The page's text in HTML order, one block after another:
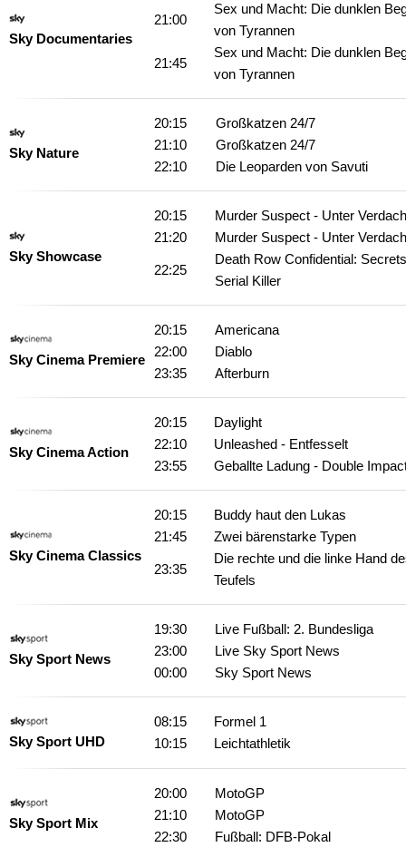
Sky Documentaries
21:00
Sex und Macht: Die dunklen
von Tyrannen
21:45
Sex und Macht: Die dunklen
von Tyrannen
Sky Nature
20:15
Großkatzen 24/7
21:10
Großkatzen 24/7
22:10
Die Leoparden von Savuti
Sky Showcase
20:15
Murder Suspect - Unter
21:20
Murder Suspect - Unter
22:25
Death Row Confidential:
Serial Killer
Sky Cinema Premiere
20:15
Americana
22:00
Diablo
23:35
Afterburn
Sky Cinema Action
20:15
Daylight
22:10
Unleashed - Entfesselt
23:55
Geballte Ladung - Double
Sky Cinema Classics
20:15
Buddy haut den Lukas
21:45
Zwei bärenstarke Typen
23:35
Die rechte und die linke Hand
Teufels
Sky Sport News
19:30
Live Fußball: 2. Bundesliga
23:00
Live Sky Sport News
00:00
Sky Sport News
Sky Sport UHD
08:15
Formel 1
10:15
Leichtathletik
Sky Sport Mix
20:00
MotoGP
21:10
MotoGP
22:30
Fußball: DFB-Pokal